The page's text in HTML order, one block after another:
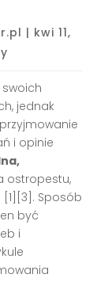
| kwi 11,
jednak
i opinie
ostropestu,
Sposób
być
i